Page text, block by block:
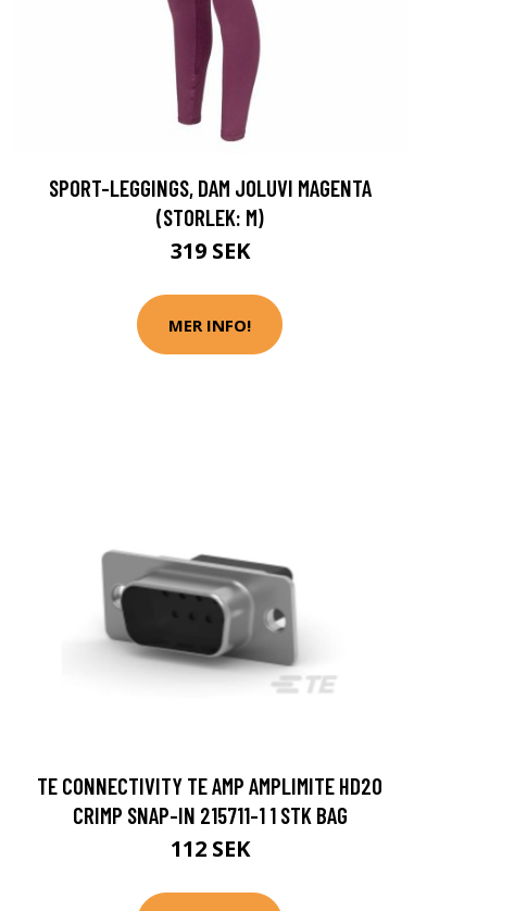
SPORT-LEGGINGS, DAM JOLUVI MAGENTA
(STORLEK: M)
319 SEK
MER INFO!
TE CONNECTIVITY TE AMP AMPLIMITE HD20
CRIMP SNAP-IN 215711-1 1 STK BAG
112 SEK